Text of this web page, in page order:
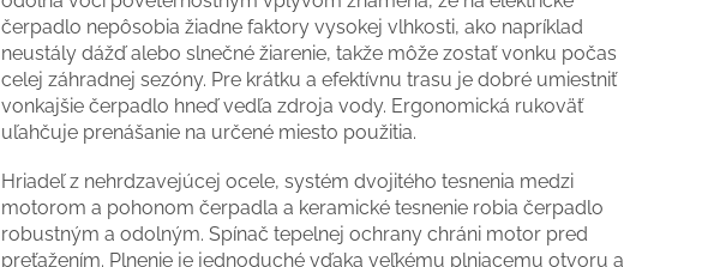
čerpadlo nepôsobia žiadne faktory vysokej vlhkosti, ako napríklad
neustály dážď alebo slnečné žiarenie, takže môže zostať vonku počas
celej záhradnej sezóny. Pre krátku a efektívnu trasu je dobré umiestniť
vonkajšie čerpadlo hneď vedľa zdroja vody. Ergonomická rukoväť
uľahčuje prenášanie na určené miesto použitia.
Hriadeľ z nehrdzavejúcej ocele, systém dvojitého tesnenia medzi
motorom a pohonom čerpadla a keramické tesnenie robia čerpadlo
robustným a odolným. Spínač tepelnej ochrany chráni motor pred
preťažením. Plnenie je jednoduché vďaka veľkému plniacemu otvoru a